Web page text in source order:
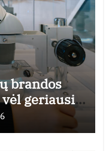
brandos
geriausi